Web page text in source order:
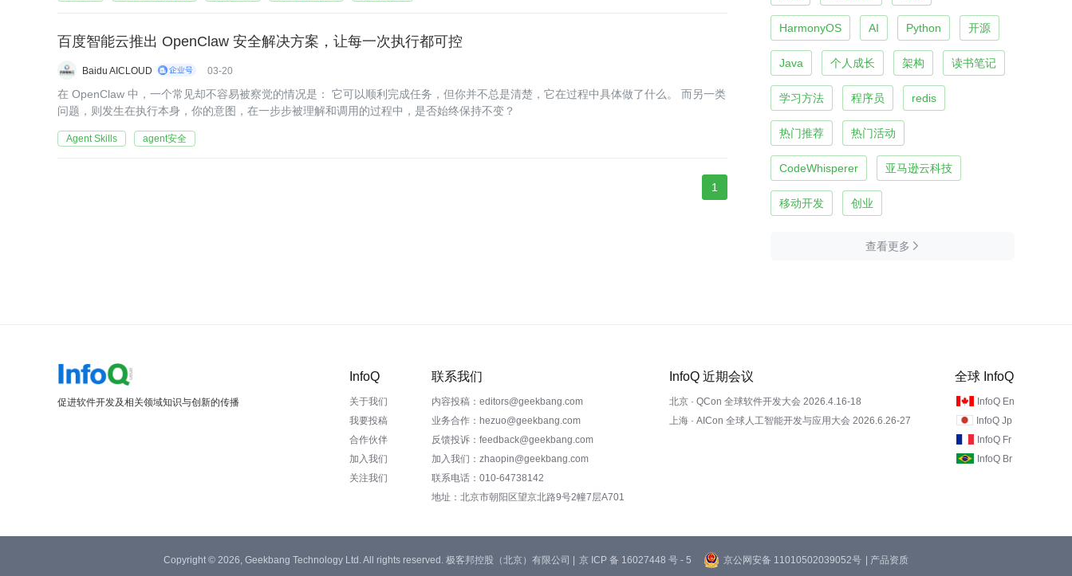
百度智能云推出 OpenClaw 安全解决方案，让每一次执行都可控
Baidu AICLOUD 03-20
在 OpenClaw 中，一个常见却不容易被察觉的情况是： 它可以顺利完成任务，但你并不总是清楚，它在过程中具体做了什么。 而另一类
问题，则发生在执行本身，你的意图，在一步步被理解和调用的过程中，是否始终保持不变？
Agent Skills agent安全
1
HarmonyOS AI Python 开源
Java 个人成长 架构 读书笔记
学习方法 程序员 redis
热门推荐 热门活动
CodeWhisperer 亚马逊云科技
移动开发 创业
查看更多 
促进软件开发及相关领域知识与创新的传播
InfoQ
关于我们
我要投稿
合作伙伴
加入我们
关注我们
联系我们
内容投稿：editors@geekbang.com
业务合作：hezuo@geekbang.com
反馈投诉：feedback@geekbang.com
加入我们：zhaopin@geekbang.com
联系电话：010-64738142
地址：北京市朝阳区望京北路9号2幢7层A701
InfoQ 近期会议
北京 · QCon 全球软件开发大会 2026.4.16-18
上海 · AICon 全球人工智能开发与应用大会 2026.6.26-27
全球 InfoQ
InfoQ En
InfoQ Jp
InfoQ Fr
InfoQ Br
Copyright © 2026, Geekbang Technology Ltd. All rights reserved. 极客邦控股（北京）有限公司 | 京 ICP 备 16027448 号 - 5 京公网安备 11010502039052号 | 产品资质